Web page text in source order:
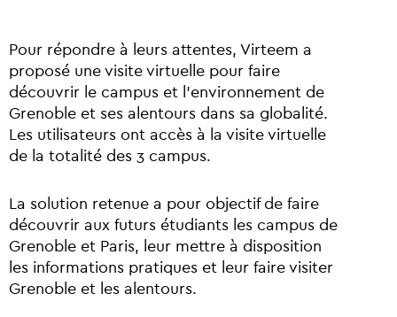
Pour répondre à leurs attentes, Virteem a
proposé une visite virtuelle pour faire
découvrir le campus et l’environnement de
Grenoble et ses alentours dans sa globalité.
Les utilisateurs ont accès à la visite virtuelle
de la totalité des 3 campus.
La solution retenue a pour objectif de faire
découvrir aux futurs étudiants les campus de
Grenoble et Paris, leur mettre à disposition
les informations pratiques et leur faire visiter
Grenoble et les alentours.